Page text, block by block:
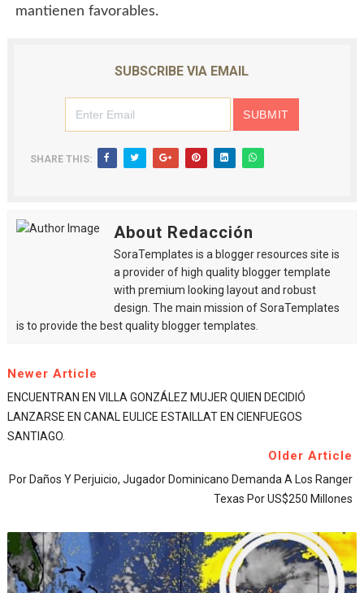
mantienen favorables.
SUBSCRIBE VIA EMAIL
SHARE THIS:
About Redacción
SoraTemplates is a blogger resources site is
a provider of high quality blogger template
with premium looking layout and robust
design. The main mission of SoraTemplates
is to provide the best quality blogger templates.
Newer Article
ENCUENTRAN EN VILLA GONZÁLEZ MUJER QUIEN DECIDIÓ
LANZARSE EN CANAL EULICE ESTAILLAT EN CIENFUEGOS
SANTIAGO.
Older Article
Por Daños Y Perjuicio, Jugador Dominicano Demanda A Los Ranger
Texas Por US$250 Millones